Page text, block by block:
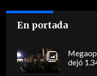
En portada
dejó